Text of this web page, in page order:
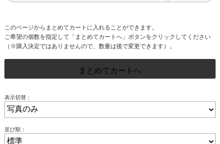
このページからまとめてカートに入れることができます。
ご希望の個数を指定して「まとめてカートへ」ボタンをクリックしてください
（※購入決定ではありませんので、数量は後で変更できます）。
表示切替：
並び順：